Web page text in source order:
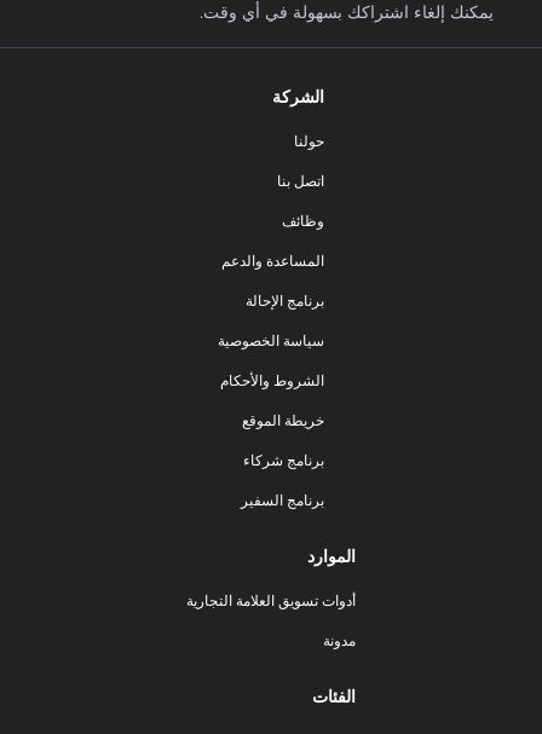
يمكنك إلغاء اشتراكك بسهولة في أي وقت.
الشركة
حولنا
اتصل بنا
وظائف
المساعدة والدعم
برنامج الإحالة
سياسة الخصوصية
الشروط والأحكام
خريطة الموقع
برنامج شركاء
برنامج السفير
الموارد
أدوات تسويق العلامة التجارية
مدونة
الفئات